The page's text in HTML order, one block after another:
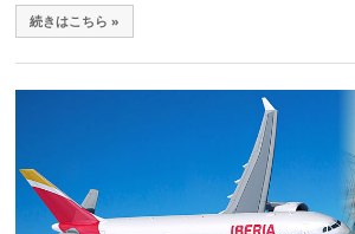
続きはこちら »